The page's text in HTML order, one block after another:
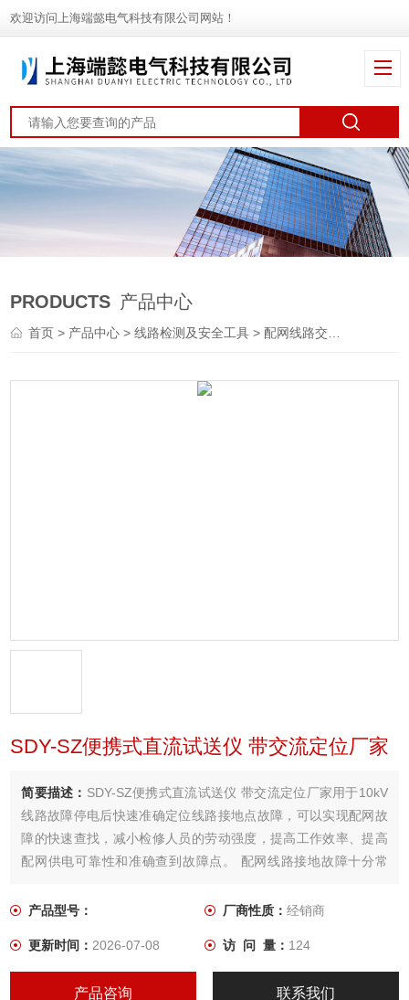
欢迎访问上海端懿电气科技有限公司网站！
PRODUCTS 产品中心
首页> 产品中心 >线路检测及安全工具 >配网线路交直流试送仪
SDY-SZ便携式直流试送仪 带交流定位厂家
简要描述： SDY-SZ便携式直流试送仪 带交流定位厂家用于10kV
线路故障停电后快速准确定位线路接地点故障，可以实现配网故
障的快速查找，减小检修人员的劳动强度，提高工作效率、提高
配网供电可靠性和准确查到故障点。 配网线路接地故障十分常
地故障点。用摇表查线必须把线路分割开，一段一段进行测试，
产品型号： 厂商性质： 经销商
更新时间：2026-07-08 访 问 量： 124
产品咨询 联系我们